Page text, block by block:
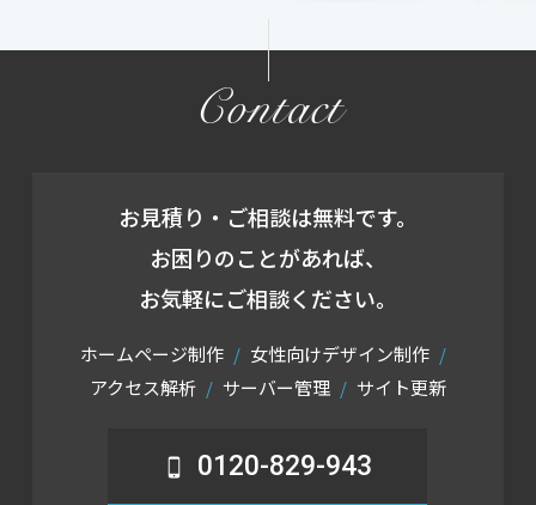
Contact
お見積り・ご相談は無料です。
お困りのことがあれば、
お気軽にご相談ください。
ホームページ制作
女性向けデザイン制作
アクセス解析
サーバー管理 サイト更新
0120-829-943